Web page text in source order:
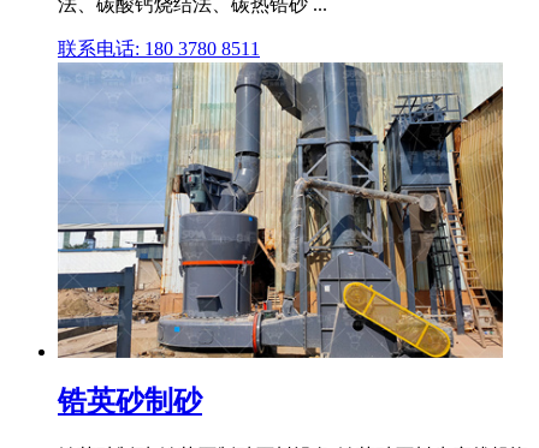
联系电话: 180 3780 8511
锆英砂制砂